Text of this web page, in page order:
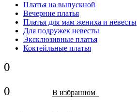
Платья на выпускной
Вечерние платья
Платья для мам жениха и невесты
Для подружек невесты
Эксклюзивные платья
Коктейльные платья
0
В избранном
0